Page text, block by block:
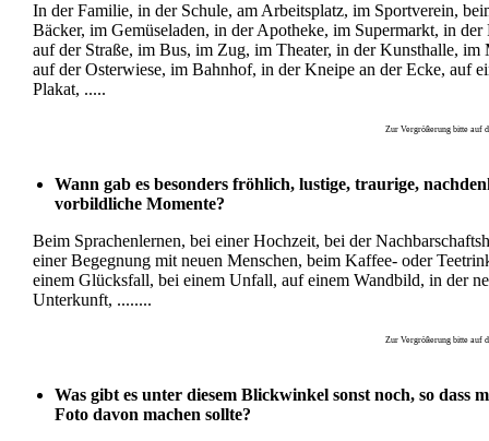
In der Familie, in der Schule, am Arbeitsplatz, im Sportverein,
Bäcker, im Gemüseladen, in der Apotheke, im Supermarkt, in der
auf der Straße, im Bus, im Zug, im Theater, in der Kunsthalle, im
auf der Osterwiese, im Bahnhof, in der Kneipe an der Ecke, auf
Plakat, .....
Zur Vergrößerung bitte auf
Wann gab es besonders fröhlich, lustige, traurige,
vorbildliche Momente?
Beim Sprachenlernen, bei einer Hochzeit, bei der
einer Begegnung mit neuen Menschen, beim Kaffee- oder
einem Glücksfall, bei einem Unfall, auf einem Wandbild, in der
Unterkunft, ........
Zur Vergrößerung bitte auf
Was gibt es unter diesem Blickwinkel sonst noch, so dass
Foto davon machen sollte?